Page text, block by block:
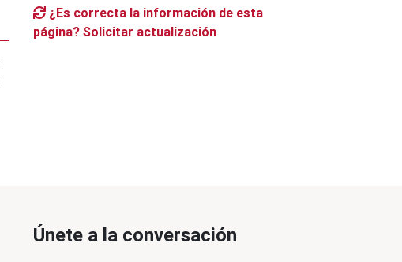
¿Es correcta la información de esta
página? Solicitar actualización
Únete a la conversación